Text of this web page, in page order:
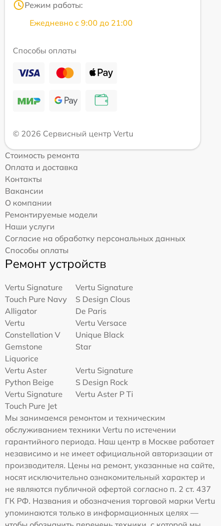
Режим работы:
Ежедневно с 9:00 до 21:00
Способы оплаты
© 2026 Сервисный центр Vertu
Стоимость ремонта
Оплата и доставка
Контакты
Вакансии
О компании
Ремонтируемые модели
Наши услуги
Согласие на обработку персональных данных
Способы оплаты
Ремонт устройств
Vertu Signature
Touch Pure Navy
Alligator
Vertu Signature
S Design Clous
De Paris
Vertu
Constellation V
Gemstone
Liquorice
Vertu Versace
Unique Black
Star
Vertu Aster
Python Beige
Vertu Signature
S Design Rock
Vertu Signature
Touch Pure Jet
Vertu Aster P Ti
Мы занимаемся ремонтом и техническим
обслуживанием техники Vertu по истечении
гарантийного периода. Наш центр в Москве работает
независимо и не имеет официальной авторизации от
производителя. Цены на ремонт, указанные на сайте,
носят исключительно ознакомительный характер и
не являются публичной офертой согласно п. 2 ст. 437
ГК РФ. Названия и обозначения торговой марки Vertu
упоминаются только в информационных целях —